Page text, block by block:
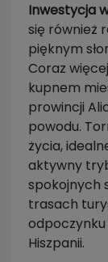
Inwestycja
się również
pięknym
Coraz
kupnem
prowincji
powodu.
życia,
aktywny
spokojnych
trasach
Hiszpanii.